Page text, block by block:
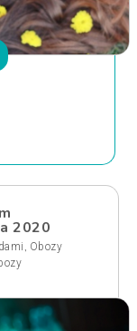
2020
, Obozy